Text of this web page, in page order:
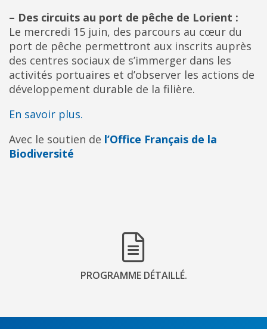
– Des circuits au port de pêche de Lorient :
Le mercredi 15 juin, des parcours au cœur du
port de pêche permettront aux inscrits auprès
des centres sociaux de s’immerger dans les
activités portuaires et d’observer les actions de
développement durable de la filière.
En savoir plus.
Avec le soutien de l’Office Français de la
Biodiversité
PROGRAMME DÉTAILLÉ.